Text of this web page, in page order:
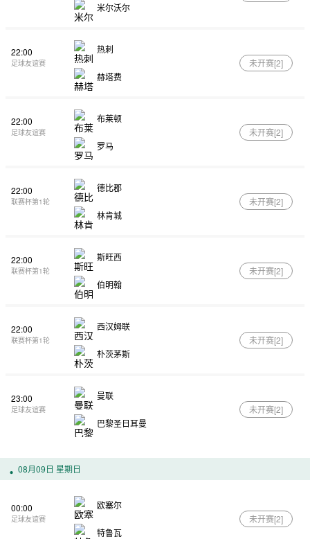
米尔沃尔
22:00
足球友谊赛
热刺
赫塔费
未开赛[2]
22:00
足球友谊赛
布莱顿
罗马
未开赛[2]
22:00
联赛杯第1轮
德比郡
林肯城
未开赛[2]
22:00
联赛杯第1轮
斯旺西
伯明翰
未开赛[2]
22:00
联赛杯第1轮
西汉姆联
朴茨茅斯
未开赛[2]
23:00
足球友谊赛
曼联
巴黎圣日耳曼
未开赛[2]
08月09日 星期日
00:00
足球友谊赛
欧塞尔
特鲁瓦
未开赛[2]